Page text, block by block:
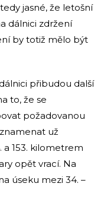
jasné, že letošní
dálnici zdržení
by totiž mělo být
přibudou další
to, že se
požadovanou
už
a 153. kilometrem
opět vrací. Na
úseku mezi 34. –